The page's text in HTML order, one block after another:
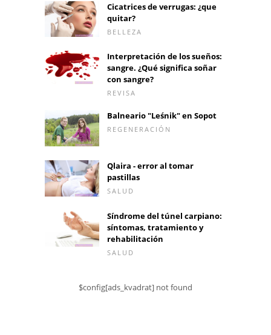
Cicatrices de verrugas: ¿que
quitar?
BELLEZA
Interpretación de los sueños:
sangre. ¿Qué significa soñar
con sangre?
REVISA
Balneario "Leśnik" en Sopot
REGENERACIÓN
Qlaira - error al tomar
pastillas
SALUD
Síndrome del túnel carpiano:
síntomas, tratamiento y
rehabilitación
SALUD
$config[ads_kvadrat] not found